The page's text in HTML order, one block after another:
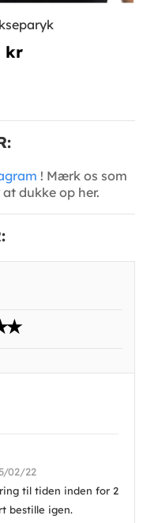
kr
! Mærk os som
dukke op her.
02/22
til tiden inden for 2
bestille igen.